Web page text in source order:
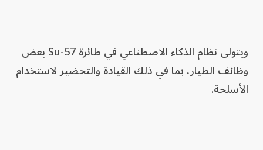
ويتولى نظام الذكاء الاصطناعي في طائرة Su-57 بعض
وظائف الطيار، بما في ذلك القيادة والتحضير لاستخدام
الأسلحة.